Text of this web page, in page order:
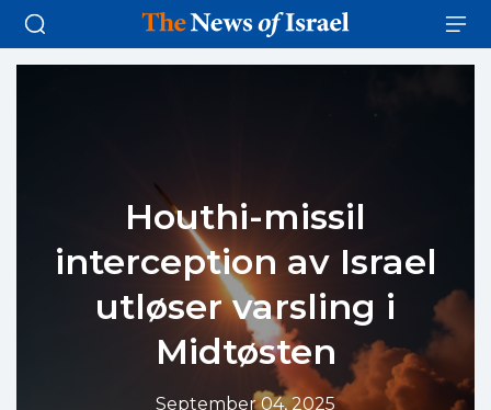
Houthi-missil
interception av Israel
utløser varsling i
Midtøsten
September 04, 2025